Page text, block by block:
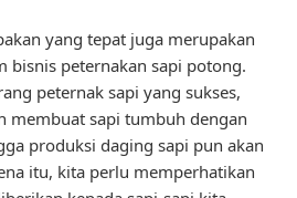
yang tepat juga merupakan
bisnis peternakan sapi potong.
peternak sapi yang sukses,
membuat sapi tumbuh dengan
produksi daging sapi pun akan
itu, kita perlu memperhatikan